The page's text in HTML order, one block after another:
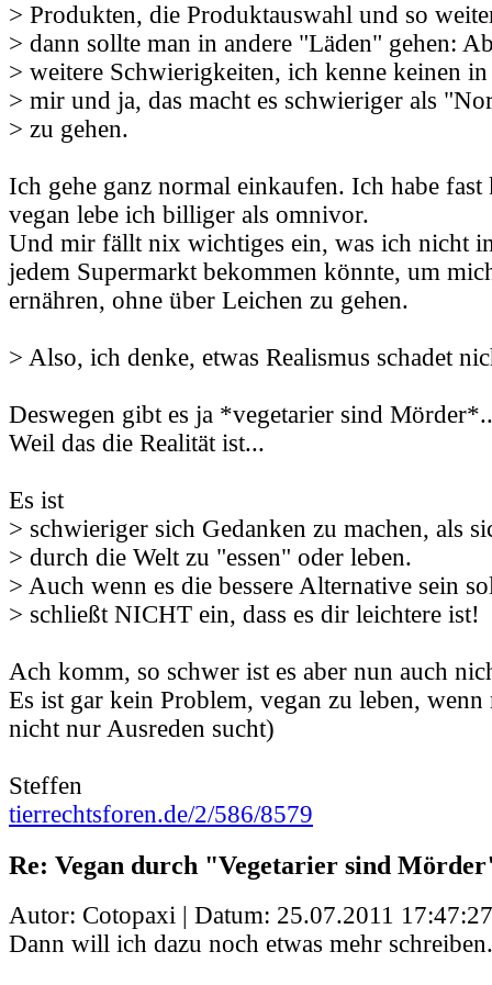
> Produkten, die Produktauswahl und so
> dann sollte man in andere "Läden" gehen:
> weitere Schwierigkeiten, ich kenne keinen
> mir und ja, das macht es schwieriger als
> zu gehen.
Ich gehe ganz normal einkaufen. Ich habe
vegan lebe ich billiger als omnivor.
Und mir fällt nix wichtiges ein, was ich nicht
jedem Supermarkt bekommen könnte, um
ernähren, ohne über Leichen zu gehen.
> Also, ich denke, etwas Realismus schadet
Deswegen gibt es ja *vegetarier sind
Weil das die Realität ist...
Es ist
> schwieriger sich Gedanken zu machen, als
> durch die Welt zu "essen" oder leben.
> Auch wenn es die bessere Alternative sein
> schließt NICHT ein, dass es dir leichtere ist!
Ach komm, so schwer ist es aber nun auch
Es ist gar kein Problem, vegan zu leben,
nicht nur Ausreden sucht)
Steffen
tierrechtsforen.de/2/586/8579
Re: Vegan durch "Vegetarier sind
Autor: Cotopaxi | Datum: 25.07.2011 17:47:27
Dann will ich dazu noch etwas mehr